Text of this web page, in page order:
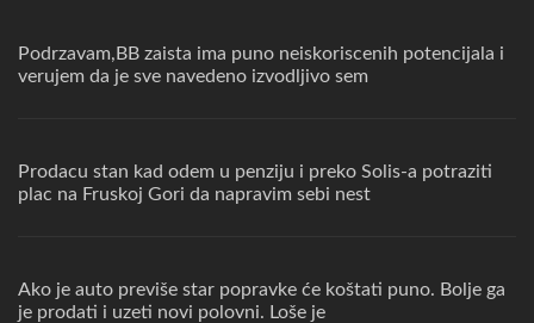
Podrzavam,BB zaista ima puno neiskoriscenih potencijala i
verujem da je sve navedeno izvodljivo sem
Prodacu stan kad odem u penziju i preko Solis-a potraziti
plac na Fruskoj Gori da napravim sebi nest
Ako je auto previše star popravke će koštati puno. Bolje ga
je prodati i uzeti novi polovni. Loše je